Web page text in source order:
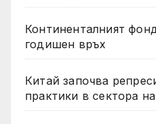
Континенталният
годишен връх
Китай започва
практики в сектора